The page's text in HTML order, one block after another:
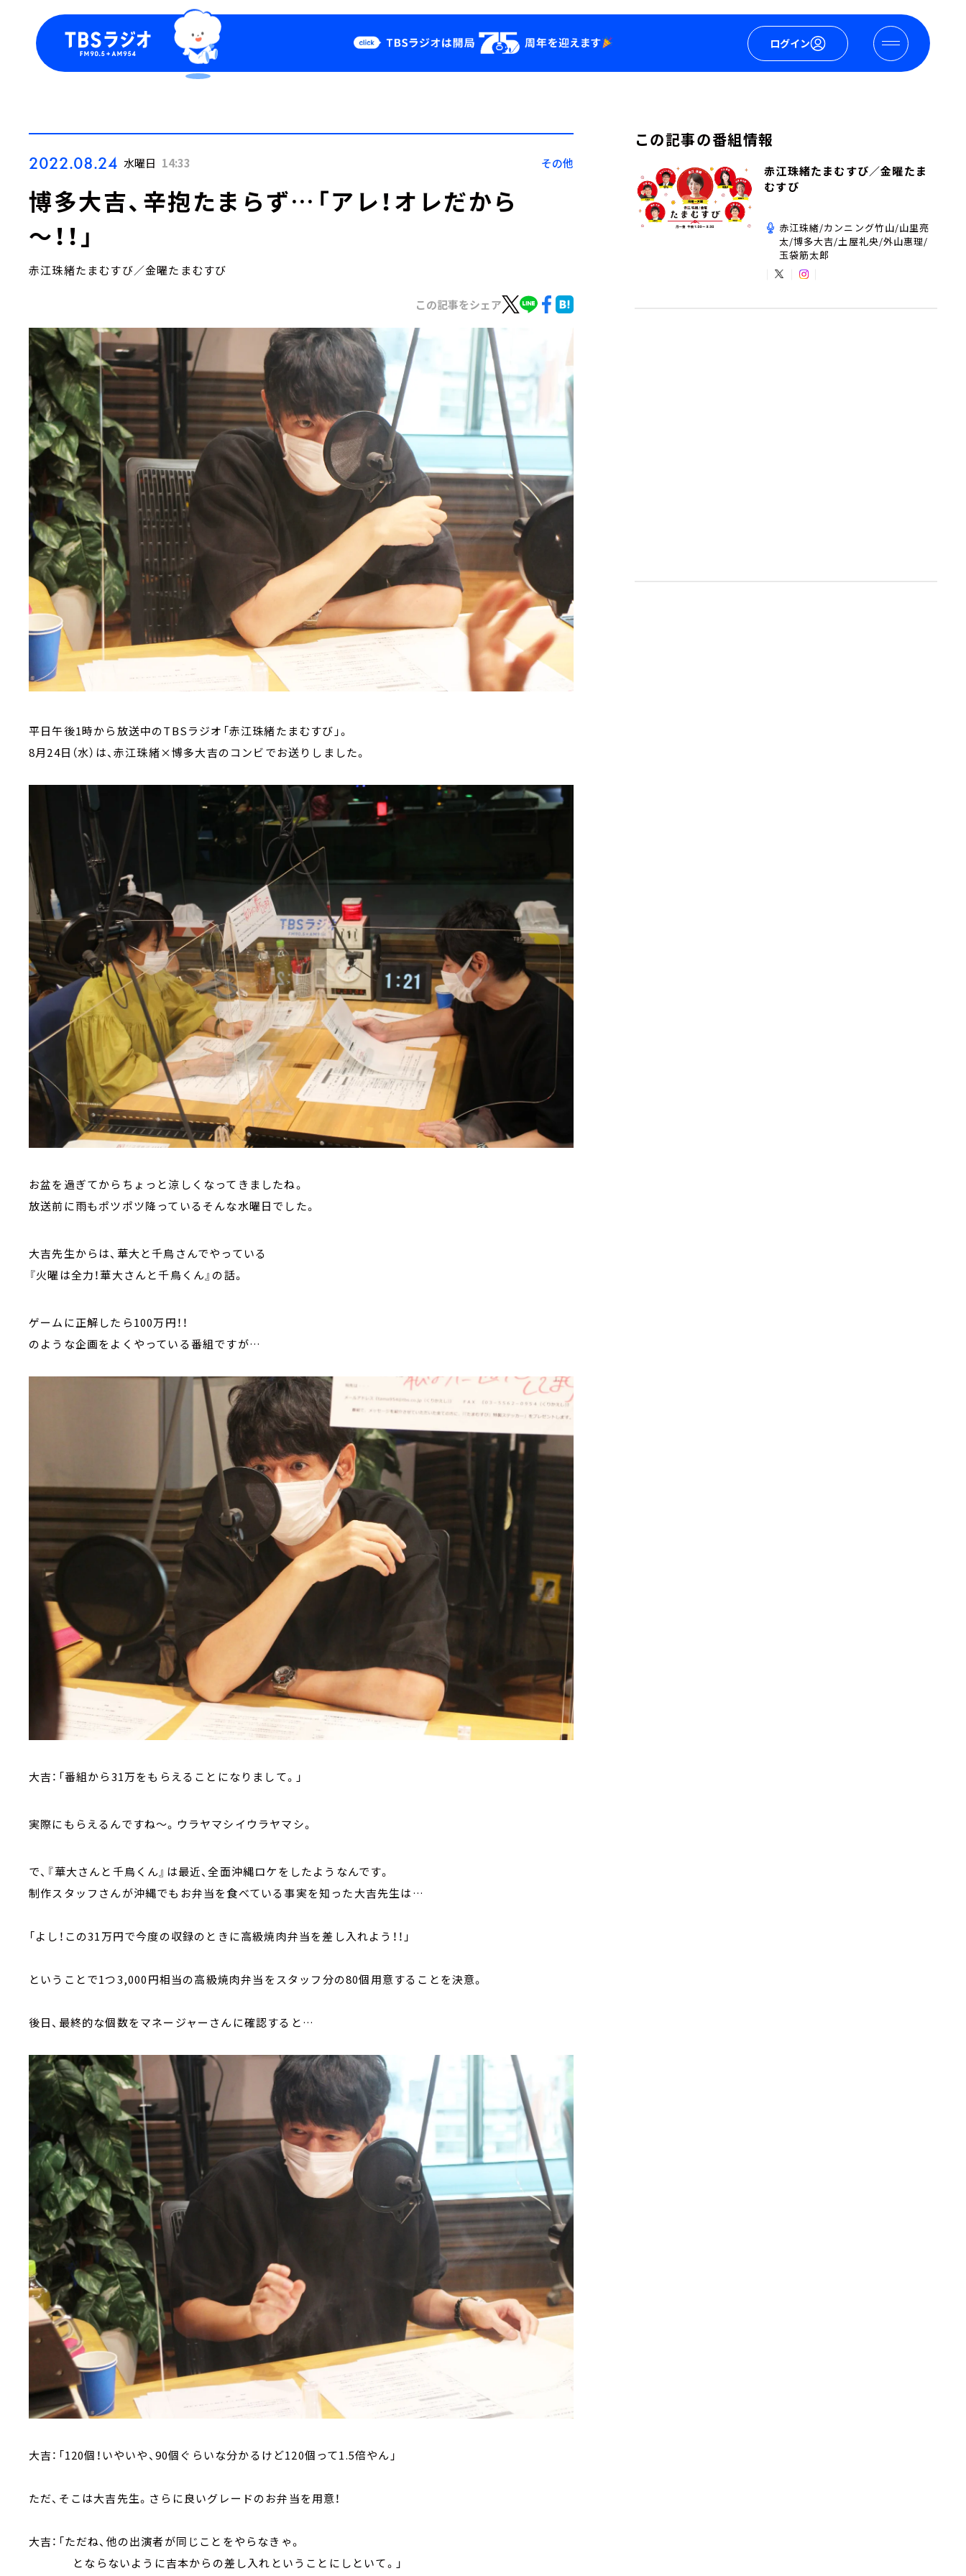
ログイン
Podcast
YouTube
2022.08.24 水曜日 14:33 その他
博多大吉、辛抱たまらず…「アレ！オレだから
～！！」
赤江珠緒たまむすび／金曜たまむすび
この記事をシェア
平日午後1時から放送中のTBSラジオ「赤江珠緒たまむすび」。
8月24日（水）は、赤江珠緒×博多大吉のコンビでお送りしました。
お盆を過ぎてからちょっと涼しくなってきましたね。
放送前に雨もポツポツ降っているそんな水曜日でした。
大吉先生からは、華大と千鳥さんでやっている
『火曜は全力！華大さんと千鳥くん』の話。
ゲームに正解したら100万円！！
のような企画をよくやっている番組ですが…
大吉：「番組から31万をもらえることになりまして。」
実際にもらえるんですね～。ウラヤマシイウラヤマシ。
で、『華大さんと千鳥くん』は最近、全面沖縄ロケをしたようなんです。
制作スタッフさんが沖縄でもお弁当を食べている事実を知った大吉先生は…
「よし！この31万円で今度の収録のときに高級焼肉弁当を差し入れよう！！」
ということで1つ3,000円相当の高級焼肉弁当をスタッフ分の80個用意することを決意。
後日、最終的な個数をマネージャーさんに確認すると…
大吉：「120個！いやいや、90個ぐらいな分かるけど120個って1.5倍やん」
ただ、そこは大吉先生。さらに良いグレードのお弁当を用意！
大吉：「ただね、他の出演者が同じことをやらなきゃ。
とならないように吉本からの差し入れということにしといて。」
この記事の番組情報
赤江珠緒たまむすび／金曜たま
むすび
赤江珠緒/カンニング竹山/山里亮
太/博多大吉/土屋礼央/外山惠理/
玉袋筋太郎